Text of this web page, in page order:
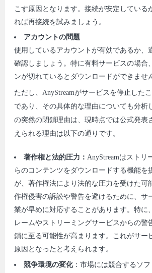
こす原因となります。接続が安定している
れば再接続を試みましょう。
アカウントの問題
使用しているアカウントが有効であるか、
確認しましょう。特に有料サービスの場合
ンが切れているとダウンロードができませ
ただし、AnyStreamがサービスを停止した
であり、その具体的な理由についても分析
の突然の閉鎖理由は、現時点では公式発表
えられる理由は以下の通りです。
著作権と法的圧力： AnyStreamはストリ
らのコンテンツをダウンロードする機能を
が、著作権法により法的な圧力を受けた可
作権侵害の訴訟や警告を避けるために、サ
業が早めに対応することがあります。特に
レームやストリーミングサービスからの警
鎖に至る可能性が高まります。これがサー
原因となったと考えられます。
競争環境の変化：市場には競合するソフ